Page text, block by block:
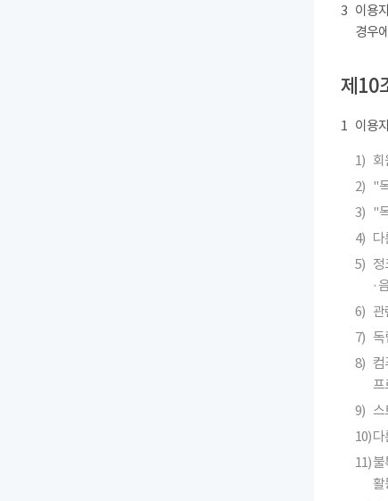
3 이용
경우
제10
1 이용
1) 회
2) "
3) "
4) 다
5) 정
·
6) 관
7) 독
8) 컴
프
9) 스
10)다
11)불
활